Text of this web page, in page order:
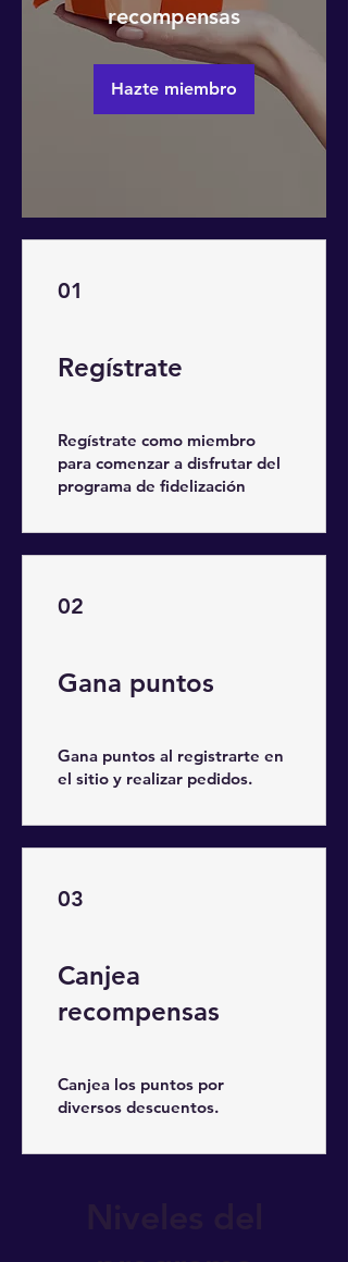
recompensas
Hazte miembro
01
Regístrate
Regístrate como miembro
para comenzar a disfrutar del
programa de fidelización
02
Gana puntos
Gana puntos al registrarte en
el sitio y realizar pedidos.
03
Canjea
recompensas
Canjea los puntos por
diversos descuentos.